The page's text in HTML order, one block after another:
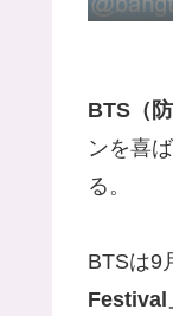
BTS（
ンを喜
る。
BTSは9
Festival